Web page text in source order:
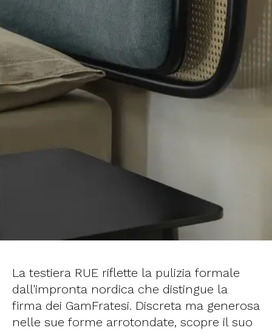
La testiera RUE riflette la pulizia formale
dall'impronta nordica che distingue la
firma dei GamFratesi. Discreta ma generosa
nelle sue forme arrotondate, scopre il suo